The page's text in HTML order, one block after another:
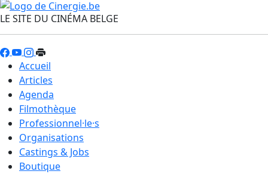
LE SITE DU CINÉMA BELGE
Accueil
Articles
Agenda
Filmothèque
Professionnel·le·s
Organisations
Castings & Jobs
Boutique